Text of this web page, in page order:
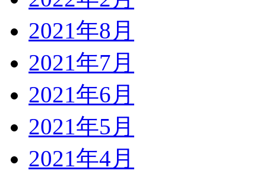
2021年8月
2021年7月
2021年6月
2021年5月
2021年4月